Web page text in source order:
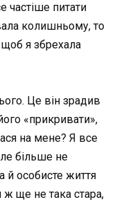
частіше питати
колишньому, то
я збрехала
Це він зрадив
«прикривати»,
на мене? Я все
більше не
й особисте життя
ще не така стара,